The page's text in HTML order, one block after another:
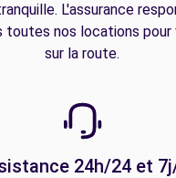
L'assurance
toutes nos locations
sur la route.
24h/24 et